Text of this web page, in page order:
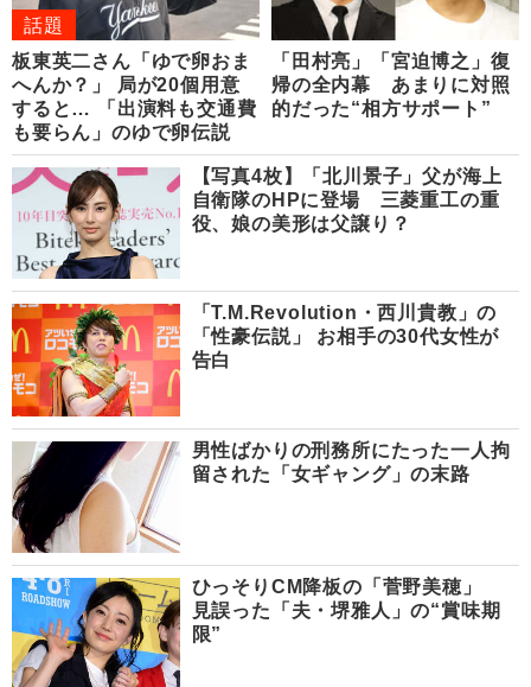
話題
板東英二さん「ゆで卵おま
へんか？」 局が20個用意
すると… 「出演料も交通費
も要らん」のゆで卵伝説
「田村亮」「宮迫博之」復
帰の全内幕 あまりに対照
的だった“相方サポート”
【写真4枚】「北川景子」父が海上
自衛隊のHPに登場 三菱重工の重
役、娘の美形は父譲り？
「T.M.Revolution・西川貴教」の
「性豪伝説」 お相手の30代女性が
告白
男性ばかりの刑務所にたった一人拘
留された「女ギャング」の末路
ひっそりCM降板の「菅野美穂」
見誤った「夫・堺雅人」の“賞味期
限”